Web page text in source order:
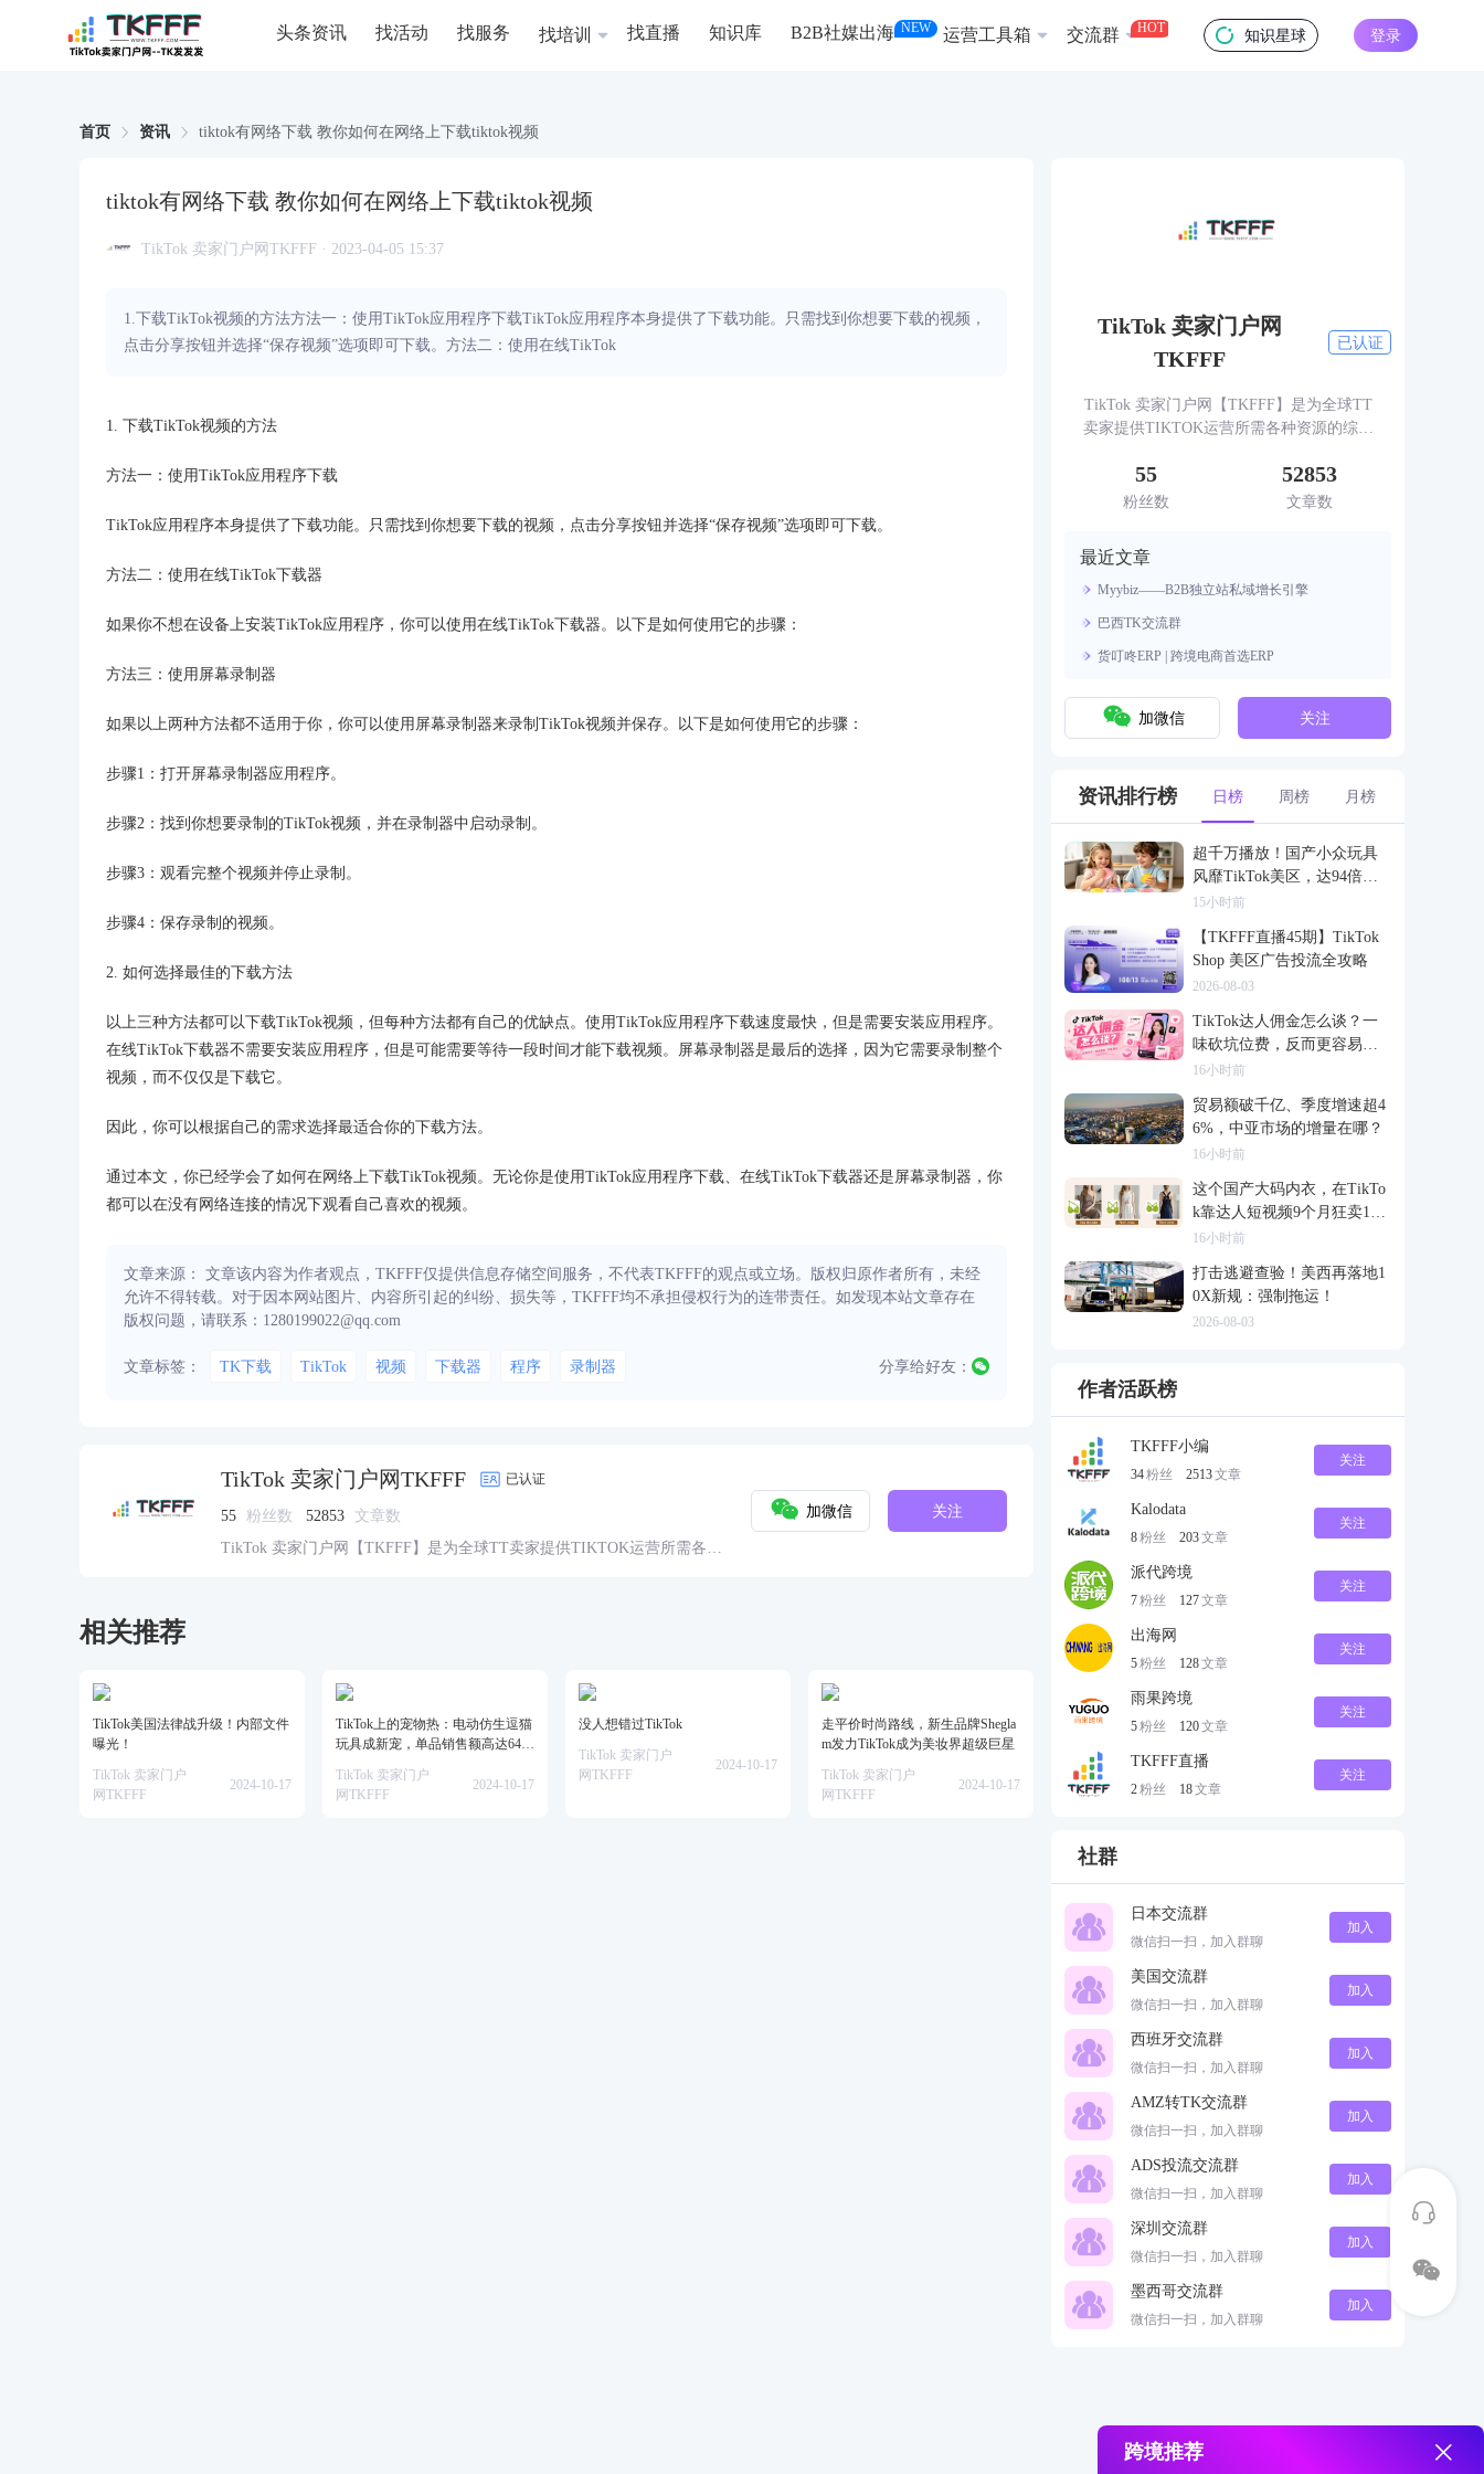
头条资讯 找活动 找服务 找培训 找直播 知识库 B2B社媒出海 NEW 运营工具箱 交流群 HOT 知识星球 登录
首页 资讯 tiktok有网络下载 教你如何在网络上下载tiktok视频
tiktok有网络下载 教你如何在网络上下载tiktok视频
TikTok 卖家门户网TKFFF · 2023-04-05 15:37
1.下载TikTok视频的方法方法一：使用TikTok应用程序下载TikTok应用程序本身提供了下载功能。只需找到你想要下载的视频，
点击分享按钮并选择“保存视频”选项即可下载。方法二：使用在线TikTok
1. 下载TikTok视频的方法
方法一：使用TikTok应用程序下载
TikTok应用程序本身提供了下载功能。只需找到你想要下载的视频，点击分享按钮并选择“保存视频”选项即可下载。
方法二：使用在线TikTok下载器
如果你不想在设备上安装TikTok应用程序，你可以使用在线TikTok下载器。以下是如何使用它的步骤：
方法三：使用屏幕录制器
如果以上两种方法都不适用于你，你可以使用屏幕录制器来录制TikTok视频并保存。以下是如何使用它的步骤：
步骤1：打开屏幕录制器应用程序。
步骤2：找到你想要录制的TikTok视频，并在录制器中启动录制。
步骤3：观看完整个视频并停止录制。
步骤4：保存录制的视频。
2. 如何选择最佳的下载方法
以上三种方法都可以下载TikTok视频，但每种方法都有自己的优缺点。使用TikTok应用程序下载速度最快，但是需要安装应用程序。
在线TikTok下载器不需要安装应用程序，但是可能需要等待一段时间才能下载视频。屏幕录制器是最后的选择，因为它需要录制整个
视频，而不仅仅是下载它。
因此，你可以根据自己的需求选择最适合你的下载方法。
通过本文，你已经学会了如何在网络上下载TikTok视频。无论你是使用TikTok应用程序下载、在线TikTok下载器还是屏幕录制器，你
都可以在没有网络连接的情况下观看自己喜欢的视频。
文章来源： 文章该内容为作者观点，TKFFF仅提供信息存储空间服务，不代表TKFFF的观点或立场。版权归原作者所有，未经
允许不得转载。对于因本网站图片、内容所引起的纠纷、损失等，TKFFF均不承担侵权行为的连带责任。如发现本站文章存在
版权问题，请联系：1280199022@qq.com
文章标签： TK下载 TikTok 视频 下载器 程序 录制器 分享给好友：
TikTok 卖家门户网TKFFF 已认证
55 粉丝数 52853
文章数
TikTok 卖家门户网【TKFFF】是为全球TT卖家提供TIKTOK运营所需各种
加微信 关注
相关推荐
TikTok美国法律战升级！内部文件
曝光！
TikTok 卖家门户
网TKFFF
2024-10-17
TikTok上的宠物热：电动仿生逗猫
玩具成新宠，单品销售额高达64万
TikTok 卖家门户
网TKFFF
2024-10-17
没人想错过TikTok
TikTok 卖家门户
网TKFFF
2024-10-17
走平价时尚路线，新生品牌Shegla
m发力TikTok成为美妆界超级巨星
TikTok 卖家门户
网TKFFF
2024-10-17
TikTok 卖家门户网
TKFFF
已认证
TikTok 卖家门户网【TKFFF】是为全球TT
卖家提供TIKTOK运营所需各种资源的综合
坛、社群、活动、人脉、货盘、教学等必备
55
粉丝数
52853
文章数
最近文章
Myybiz——B2B独立站私域增长引擎
巴西TK交流群
货叮咚ERP | 跨境电商首选ERP
加微信 关注
资讯排行榜 日榜 周榜 月榜
超千万播放！国产小众玩具
风靡TikTok美区，达94倍差
价
15小时前
【TKFFF直播45期】TikTok
Shop 美区广告投流全攻略
2026-08-03
TikTok达人佣金怎么谈？一
味砍坑位费，反而更容易把
合作谈崩
16小时前
贸易额破千亿、季度增速超4
6%，中亚市场的增量在哪？
16小时前
这个国产大码内衣，在TikTo
k靠达人短视频9个月狂卖120
0万
16小时前
打击逃避查验！美西再落地1
0X新规：强制拖运！
2026-08-03
作者活跃榜
TKFFF小编
34粉丝 2513文章
关注
Kalodata
8粉丝 203文章
关注
派代跨境
7粉丝 127文章
关注
出海网
5粉丝 128文章
关注
雨果跨境
5粉丝 120文章
关注
TKFFF直播
2粉丝 18文章
关注
社群
日本交流群
微信扫一扫，加入群聊
加入
美国交流群
微信扫一扫，加入群聊
加入
西班牙交流群
微信扫一扫，加入群聊
加入
AMZ转TK交流群
微信扫一扫，加入群聊
加入
ADS投流交流群
微信扫一扫，加入群聊
加入
深圳交流群
微信扫一扫，加入群聊
加入
墨西哥交流群
微信扫一扫，加入群聊
加入
跨境推荐